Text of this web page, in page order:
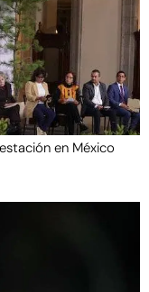
en México